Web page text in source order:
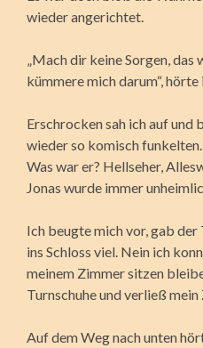
wieder angerichtet.
„Mach dir keine Sorgen,
kümmere mich darum“,
Erschrocken sah ich auf und
wieder so komisch
Was war er? Hellseher,
Jonas wurde immer
Ich beugte mich vor, gab der
ins Schloss viel. Nein ich
meinem Zimmer sitzen
Turnschuhe und verließ mein
Auf dem Weg nach unten